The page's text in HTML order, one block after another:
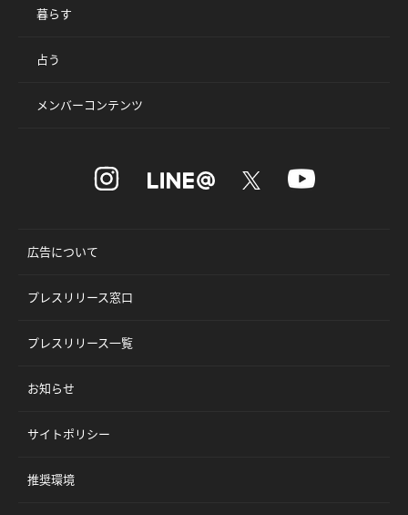
暮らす
占う
メンバーコンテンツ
広告について
プレスリリース窓口
プレスリリース一覧
お知らせ
サイトポリシー
推奨環境